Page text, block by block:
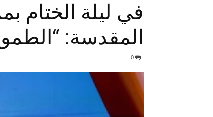
في ليلة الختام
المقدسة: